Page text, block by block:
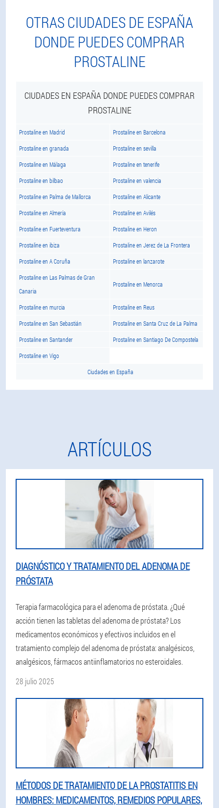
OTRAS CIUDADES DE ESPAÑA
DONDE PUEDES COMPRAR
PROSTALINE
CIUDADES EN ESPAÑA DONDE PUEDES COMPRAR
PROSTALINE
Prostaline en Madrid Prostaline en Barcelona
Prostaline en granada Prostaline en sevilla
Prostaline en Málaga Prostaline en tenerife
Prostaline en bilbao Prostaline en valencia
Prostaline en Palma de Mallorca Prostaline en Alicante
Prostaline en Almería Prostaline en Avilés
Prostaline en Fuerteventura Prostaline en Heron
Prostaline en ibiza Prostaline en Jerez de La Frontera
Prostaline en A Coruña Prostaline en lanzarote
Prostaline en Las Palmas de Gran
Canaria
Prostaline en Menorca
Prostaline en murcia Prostaline en Reus
Prostaline en San Sebastián Prostaline en Santa Cruz de La Palma
Prostaline en Santander Prostaline en Santiago De Compostela
Prostaline en Vigo
Ciudades en España
ARTÍCULOS
DIAGNÓSTICO Y TRATAMIENTO DEL ADENOMA DE
PRÓSTATA
Terapia farmacológica para el adenoma de próstata. ¿Qué
acción tienen las tabletas del adenoma de próstata? Los
medicamentos económicos y efectivos incluidos en el
tratamiento complejo del adenoma de próstata: analgésicos,
analgésicos, fármacos antiinflamatorios no esteroidales.
28 julio 2025
MÉTODOS DE TRATAMIENTO DE LA PROSTATITIS EN
HOMBRES: MEDICAMENTOS, REMEDIOS POPULARES,